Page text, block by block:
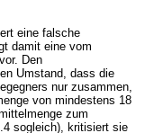
eine falsche
damit eine vom
Den
Umstand, dass die
nur zusammen,
von mindestens 18
zum
sogleich), kritisiert sie